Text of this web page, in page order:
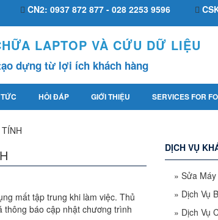
CN2: 0937 872 877 - 028 2253 9596
LAPTOP VÀ CỨU DỮ LIỆU
dựng từ lợi ích khách hàng
HỎI ĐÁP GIỚI THIỆU SERVICES FOR
mất tập trung khi làm việc. Thủ
thông báo cập nhật chương trình
DỊCH VỤ
» Sửa
» Dịch Vụ
» Dịch Vụ